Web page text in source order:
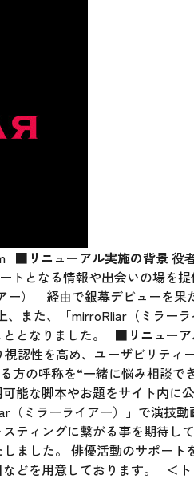
■リニューアル実施の背景役
トとなる情報や出会いの場を提
ー）」経由で銀幕デビューを果
また、「mirroRliar（ミラー
となりました。 ■リニューア
認性を高め、ユーザビリティ
の呼称を“一緒に悩み相談で
能な脚本やお題をサイト内に
（ミラーライアー）」で演技動
ティングに繋がる事を期待し
ました。 俳優活動のサポート
どを用意しております。 ＜